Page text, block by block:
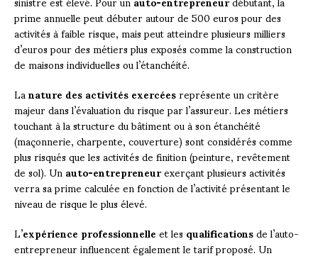
prime annuelle peut débuter autour de 500 euros pour des
activités à faible risque, mais peut atteindre plusieurs milliers
d’euros pour des métiers plus exposés comme la construction
de maisons individuelles ou l’étanchéité.
Lanature des activités exercéesreprésente un critère
majeur dans l’évaluation du risque par l’assureur. Les métiers
touchant à la structure du bâtiment ou à son étanchéité
(maçonnerie, charpente, couverture) sont considérés comme
plus risqués que les activités de finition (peinture, revêtement
de sol). Unauto-entrepreneurexerçant plusieurs activités
verra sa prime calculée en fonction de l’activité présentant le
niveau de risque le plus élevé.
L’expérience professionnelleet lesqualificationsde l’auto-
entrepreneur influencent également le tarif proposé. Un